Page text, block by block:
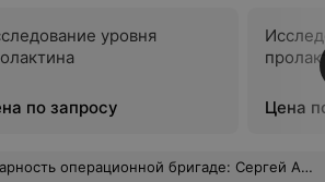
уровня
по запросу Цена
в эту больницу и к таким специалистам. Спасибо за прекрасное отношение,лечение отделению Трансплантации.Лечащему врачу Денис Александровичу и всему мед.персоналу этого отделения. Большое Вам спасибо за ваш труд!!! С уважением Ваш пациент Шеповалова Александра.